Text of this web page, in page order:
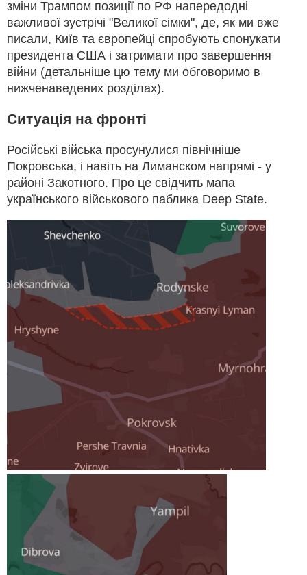
зміни Трампом позиції по РФ напередодні
важливої зустрічі "Великої сімки", де, як ми вже
писали, Київ та європейці спробують спонукати
президента США і затримати про завершення
війни (детальніше цю тему ми обговоримо в
нижченаведених розділах).
Ситуація на фронті
Російські війська просунулися північніше
Покровська, і навіть на Лиманском напрямі - у
районі Закотного. Про це свідчить мапа
українського військового паблика Deep State.